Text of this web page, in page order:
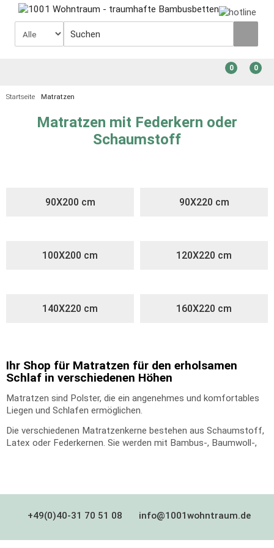
0
0
Startseite Matratzen
Matratzen mit Federkern oder
Schaumstoff
90X200 cm 90X220 cm
100X200 cm 120X220 cm
140X220 cm 160X220 cm
Ihr Shop für Matratzen für den erholsamen
Schlaf in verschiedenen Höhen
Matratzen sind Polster, die ein angenehmes und komfortables
Liegen und Schlafen ermöglichen.
Die verschiedenen Matratzenkerne bestehen aus Schaumstoff,
Latex oder Federkernen. Sie werden mit Bambus-, Baumwoll-,
gereinigt werden.
Um den unterschiedlichen Bedürfnissen der einzelnen
werden, sind die Matratzen in mehrere Liegezonen eingeteilt.
+49(0)40-31 70 51 08 info@1001wohntraum.de